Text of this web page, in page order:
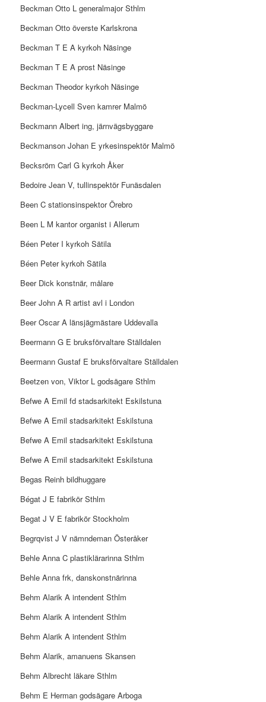
Beckman Otto L generalmajor Sthlm
Beckman Otto överste Karlskrona
Beckman T E A kyrkoh Näsinge
Beckman T E A prost Näsinge
Beckman Theodor kyrkoh Näsinge
Beckman-Lycell Sven kamrer Malmö
Beckmann Albert ing, järnvägsbyggare
Beckmanson Johan E yrkesinspektör Malmö
Becksröm Carl G kyrkoh Åker
Bedoire Jean V, tullinspektör Funäsdalen
Been C stationsinspektor Örebro
Been L M kantor organist i Allerum
Béen Peter I kyrkoh Sätila
Béen Peter kyrkoh Sätila
Beer Dick konstnär, målare
Beer John A R artist avl i London
Beer Oscar A länsjägmästare Uddevalla
Beermann G E bruksförvaltare Ställdalen
Beermann Gustaf E bruksförvaltare Ställdalen
Beetzen von, Viktor L godsägare Sthlm
Befwe A Emil fd stadsarkitekt Eskilstuna
Befwe A Emil stadsarkitekt Eskilstuna
Befwe A Emil stadsarkitekt Eskilstuna
Befwe A Emil stadsarkitekt Eskilstuna
Begas Reinh bildhuggare
Bégat J E fabrikör Sthlm
Begat J V E fabrikör Stockholm
Begrqvist J V nämndeman Österåker
Behle Anna C plastiklärarinna Sthlm
Behle Anna frk, danskonstnärinna
Behm Alarik A intendent Sthlm
Behm Alarik A intendent Sthlm
Behm Alarik A intendent Sthlm
Behm Alarik, amanuens Skansen
Behm Albrecht läkare Sthlm
Behm E Herman godsägare Arboga